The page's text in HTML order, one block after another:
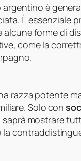
argentino è
È essenziale
alcune forme di
come la
razza potente
Solo con
saprà mostrare
la